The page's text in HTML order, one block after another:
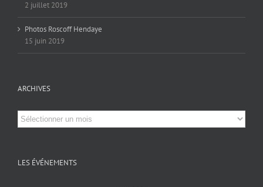
2 juillet 2019
Photos Roscoff Hendaye
15 juin 2019
ARCHIVES
Archives
LES ÉVÉNEMENTS